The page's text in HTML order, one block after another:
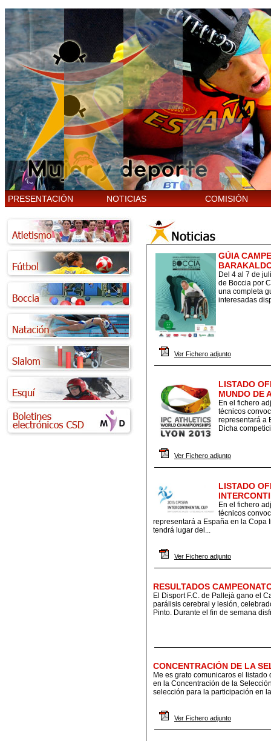
PRESENTACIÓN NOTICIAS COMISIÓN
GÚIA
Del 4 al 7 de
de Boccia por
una completa
interesadas
Ver Fichero adjunto
LISTADO
MUNDO DE
En el fichero
técnicos
representará a
Dicha
Ver Fichero adjunto
LISTADO
En el fichero
técnicos
representará a España en la Copa
tendrá lugar del...
Ver Fichero adjunto
RESULTADOS
El Disport F.C. de Pallejà gano el
parálisis cerebral y lesión,
Pinto. Durante el fin de semana
CONCENTRACIÓN DE LA
Me es grato comunicaros el
en la Concentración de la
selección para la participación en
Ver Fichero adjunto